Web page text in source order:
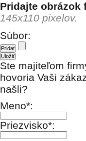
Pridajte obrázok
145x110 pixelov.
Súbor:
Ste majiteľom
hovoria Vaši
našli?
Meno*:
Priezvisko*: